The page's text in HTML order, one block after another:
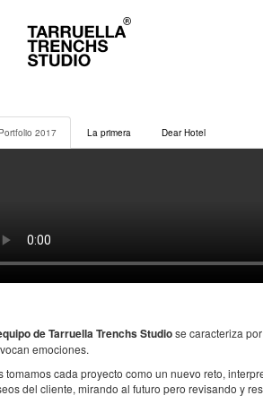
2017 La primera Dear Hotel
de Tarruella Trenchs Studiose caracteriza
emociones.
tomamos cada proyecto como un nuevo reto,
del cliente, mirando al futuro pero revisando y